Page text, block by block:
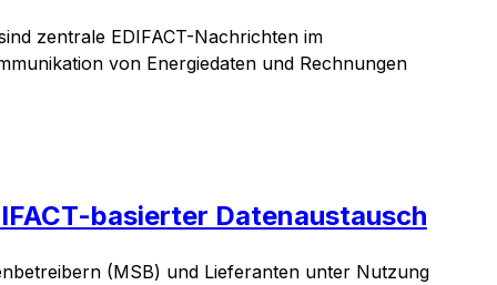
zentrale EDIFACT-Nachrichten im
von Energiedaten und Rechnungen
basierter Datenaustausch
(MSB) und Lieferanten unter Nutzung